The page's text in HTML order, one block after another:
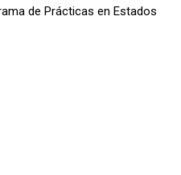
de Prácticas en Estados